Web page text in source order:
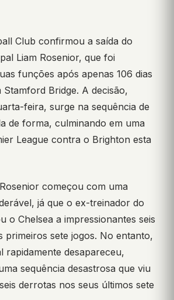
Club confirmou a saída do
Liam Rosenior, que foi
funções após apenas 106 dias
Bridge. A decisão,
feira, surge na sequência de
de forma, culminando em uma
League contra o Brighton esta
começou com uma
já que o ex-treinador do
o Chelsea a impressionantes seis
primeiros sete jogos. No entanto,
rapidamente desapareceu,
sequência desastrosa que viu
derrotas nos seus últimos sete